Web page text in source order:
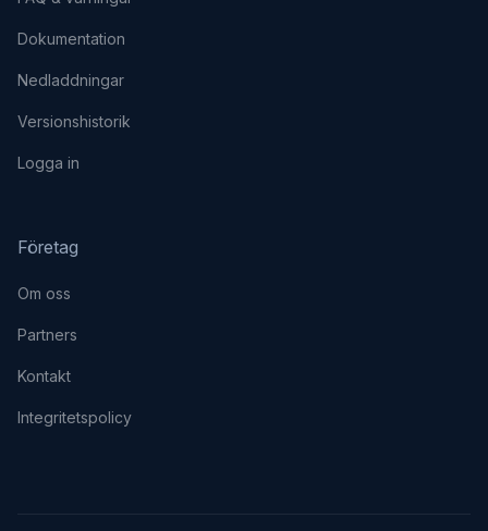
Dokumentation
Nedladdningar
Versionshistorik
Logga in
Företag
Om oss
Partners
Kontakt
Integritetspolicy